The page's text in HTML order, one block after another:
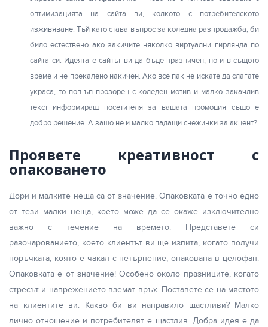
оптимизацията на сайта ви, колкото с потребителското
изживяване. Тъй като става въпрос за коледна разпродажба, би
било естествено ако закичите няколко виртуални гирлянда по
сайта си. Идеята е сайтът ви да бъде празничен, но и в същото
време и не прекалено накичен. Ако все пак не искате да слагате
украса, то поп-ъп прозорец с коледен мотив и малко закачлив
текст информиращ посетителя за вашата промоция също е
добро решение. А защо не и малко падащи снежинки за акцент?
Проявете креативност с
опаковането
Дори и малките неща са от значение. Опаковката е точно едно
от тези малки неща, което може да се окаже изключително
важно с течение на времето. Представете си
разочарованието, което клиентът ви ще изпита, когато получи
поръчката, която е чакал с нетърпение, опакована в целофан.
Опаковката е от значение! Особено около празниците, когато
стресът и напрежението вземат връх. Поставете се на мястото
на клиентите ви. Какво би ви направило щастливи? Малко
лично отношение и потребителят е щастлив. Добра идея е да